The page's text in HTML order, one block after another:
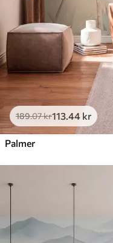
189.07kr113.44 kr
Palmer